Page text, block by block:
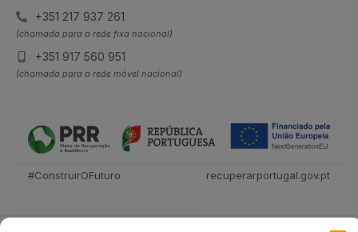
+351 217 937 261
(chamada para a rede fixa nacional)
+351 917 560 951
(chamada para a rede móvel nacional)
#ConstruirOFuturo recuperarportugal.gov.pt